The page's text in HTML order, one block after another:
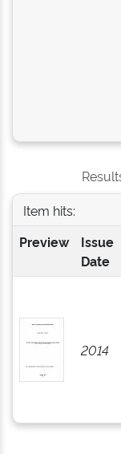
Item hits:
Preview
Issue
Date
2014